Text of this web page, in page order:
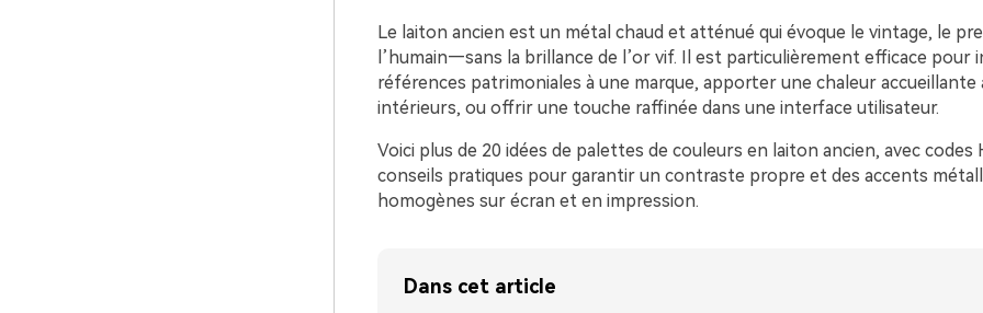
Le laiton ancien est un métal chaud et atténué qui évoque le vintage, le
l’humain—sans la brillance de l’or vif. Il est particulièrement efficace pour
références patrimoniales à une marque, apporter une chaleur accueillante
intérieurs, ou offrir une touche raffinée dans une interface utilisateur.
Voici plus de 20 idées de palettes de couleurs en laiton ancien, avec codes
conseils pratiques pour garantir un contraste propre et des accents
homogènes sur écran et en impression.
Dans cet article